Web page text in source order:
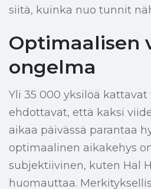
siitä, kuinka nuo tunnit
Optimaalisen
ongelma
Yli 35 000 yksilöä
ehdottavat, että kaksi
aikaa päivässä parantaa
optimaalinen aikakehys
subjektiivinen, kuten Hal
huomauttaa.